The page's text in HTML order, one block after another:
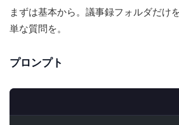
まずは基本から。議事録フォルダだけ
単な質問を。
プロンプト